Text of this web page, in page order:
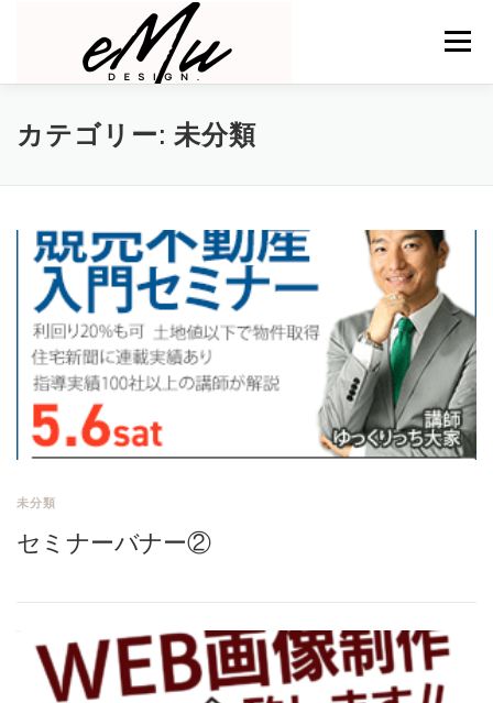
メニュー
私について サービス 制作実績
カテゴリー: 未分類
未分類
セミナーバナー②